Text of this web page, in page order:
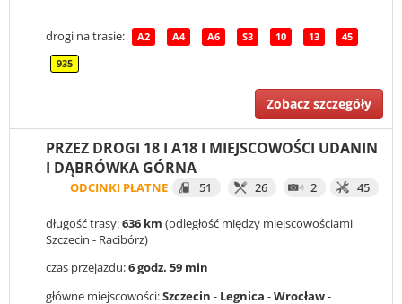
drogi na trasie: A2 A4 A6 S3 10 13 45
935
Zobacz szczegóły
PRZEZ DROGI 18 I A18 I MIEJSCOWOŚCI UDANIN
I DĄBRÓWKA GÓRNA
ODCINKI PŁATNE 51 26 2 45
długość trasy:636 km (odległość między miejscowościami
Szczecin - Racibórz)
czas przejazdu:6 godz. 59 min
główne miejscowości:Szczecin - Legnica -Wrocław-